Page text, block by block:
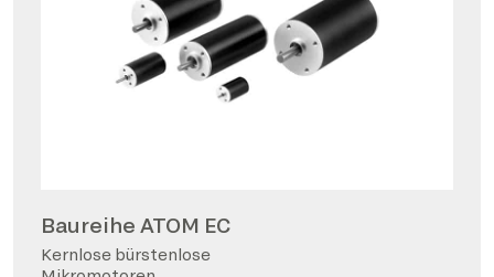
Baureihe ATOM EC
Kernlose bürstenlose